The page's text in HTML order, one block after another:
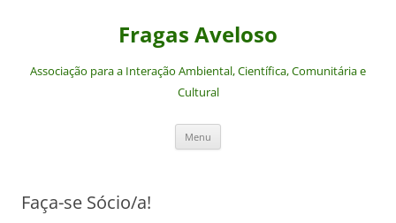
Fragas Aveloso
Associação para a Interação Ambiental, Científica, Comunitária e
Cultural
Menu
Faça-se Sócio/a!